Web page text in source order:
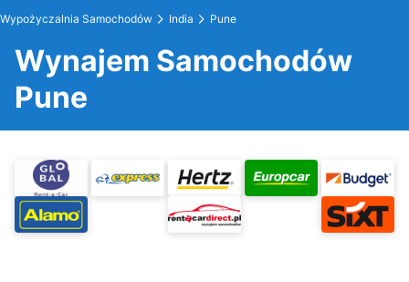
Wypożyczalnia Samochodów India Pune
Wynajem Samochodów
Pune